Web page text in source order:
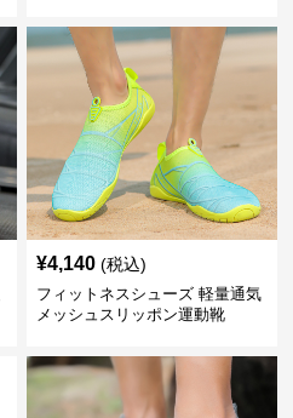
¥4,140 (税込)
フィットネスシューズ 軽量通気
メッシュスリッポン運動靴